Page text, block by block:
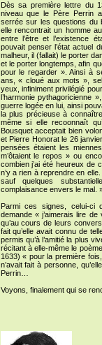
Dès sa première lettre du
niveau que le Père Perrin
serrée sur les questions du
elle rencontrait un homme
entre l’être et l’existence
pouvait penser l’état actuel
malheur, il (fallait) le porter
et le porter longtemps, afin
pour le regarder ». Ainsi à
ans, « cloué aux mots »,
yeux, infiniment privilégié
l’harmonie pythagoricienne
guerre logée en lui, ainsi
la plus précieuse à
même si elle recoonnaît
Bousquet acceptait bien
et Pierre Honorat le 26
pensées étaient les
m’ôtaient le repos » ou
combien j’ai été heureux de
n’y a rien à reprendre en
sauf quelques
complaisance envers le mal.
Parmi ces signes, celui-ci
demande « j’aimerais lire
qu’au cours de leurs
fait qu’elle avait connu de
permis qu’à l’amitié la plus
récitant à elle-même le
1633) « pour la première
n’avait fait à personne,
Perrin…
Voyons, finalement qui se